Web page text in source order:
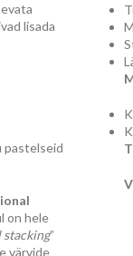
lisada
pastelseid
on hele
stacking”
värvide